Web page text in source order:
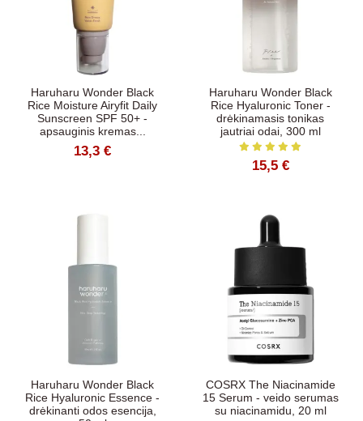
Haruharu Wonder Black
Rice Moisture Airyfit Daily
Sunscreen SPF 50+ -
apsauginis kremas...
13,3 €
Haruharu Wonder Black
Rice Hyaluronic Toner -
drėkinamasis tonikas
jautriai odai, 300 ml
15,5 €
Haruharu Wonder Black
Rice Hyaluronic Essence -
drėkinanti odos esencija,
COSRX The Niacinamide
15 Serum - veido serumas
su niacinamidu, 20 ml